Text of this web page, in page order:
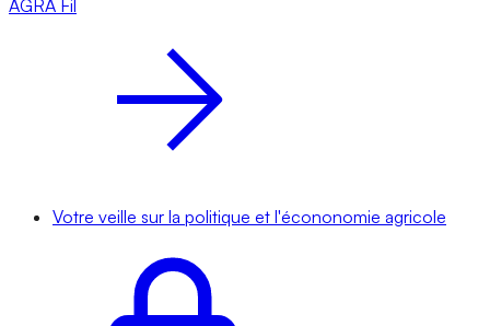
AGRA Fil
Votre veille sur la politique et l'écononomie agricole